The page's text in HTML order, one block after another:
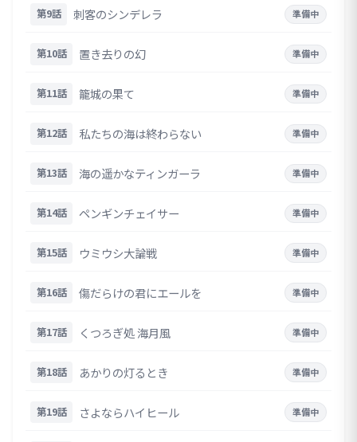
第9話 刺客のシンデレラ 準備中
第10話 置き去りの幻 準備中
第11話 籠城の果て 準備中
第12話 私たちの海は終わらない 準備中
第13話 海の遥かなティンガーラ 準備中
第14話 ペンギンチェイサー 準備中
第15話 ウミウシ大論戦 準備中
第16話 傷だらけの君にエールを 準備中
第17話 くつろぎ処 海月風 準備中
第18話 あかりの灯るとき 準備中
第19話 さよならハイヒール 準備中